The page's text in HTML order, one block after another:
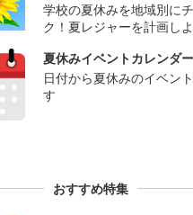
学校の夏休みを地域別に
ク！夏レジャーを計画し
夏休みイベントカレンダー
日付から夏休みのイベン
す
おすすめ特集